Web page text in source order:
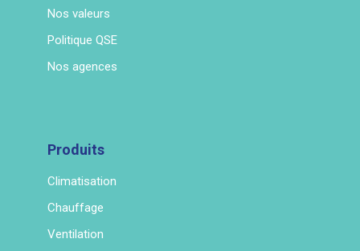
Nos valeurs
Politique QSE
Nos agences
Produits
Climatisation
Chauffage
Ventilation